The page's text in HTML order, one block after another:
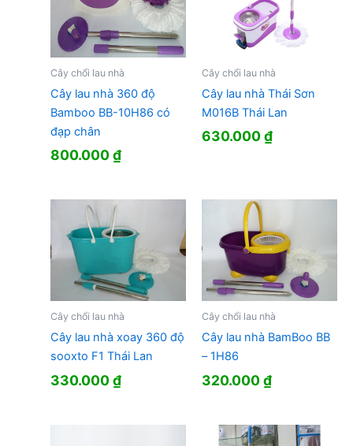
Cây chổi lau nhà
Cây lau nhà 360 độ
Bamboo BB-10H86 có
đạp chân
800.000₫
Cây chổi lau nhà
Cây lau nhà Thái Sơn
M016B Thái Lan
630.000₫
Cây chổi lau nhà
Cây lau nhà xoay 360 độ
sooxto F1 Thái Lan
330.000₫
Cây chổi lau nhà
Cây lau nhà BamBoo BB
– 1H86
320.000₫